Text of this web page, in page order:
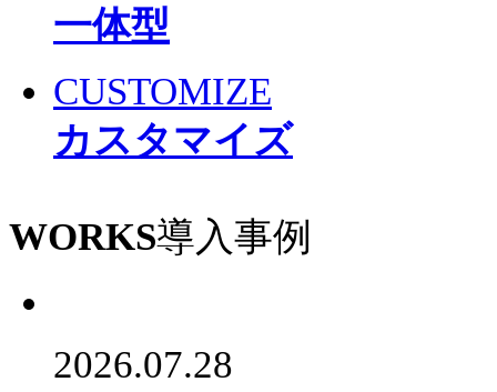
一体型
CUSTOMIZE
カスタマイズ
WORKS導入事例
2026.07.28